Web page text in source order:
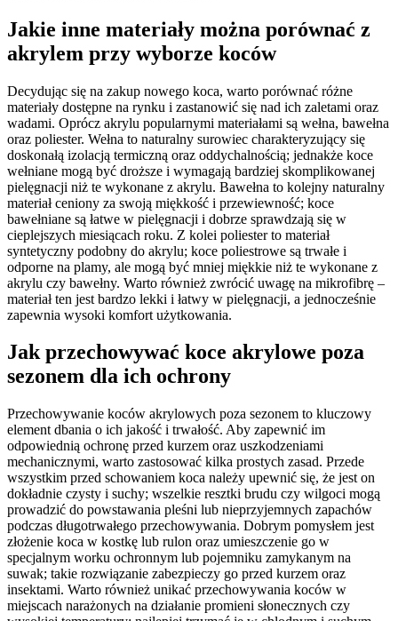
Jakie inne materiały można porównać z
akrylem przy wyborze koców
Decydując się na zakup nowego koca, warto porównać różne
materiały dostępne na rynku i zastanowić się nad ich zaletami oraz
wadami. Oprócz akrylu popularnymi materiałami są wełna, bawełna
oraz poliester. Wełna to naturalny surowiec charakteryzujący się
doskonałą izolacją termiczną oraz oddychalnością; jednakże koce
wełniane mogą być droższe i wymagają bardziej skomplikowanej
pielęgnacji niż te wykonane z akrylu. Bawełna to kolejny naturalny
materiał ceniony za swoją miękkość i przewiewność; koce
bawełniane są łatwe w pielęgnacji i dobrze sprawdzają się w
cieplejszych miesiącach roku. Z kolei poliester to materiał
syntetyczny podobny do akrylu; koce poliestrowe są trwałe i
odporne na plamy, ale mogą być mniej miękkie niż te wykonane z
akrylu czy bawełny. Warto również zwrócić uwagę na mikrofibrę –
materiał ten jest bardzo lekki i łatwy w pielęgnacji, a jednocześnie
zapewnia wysoki komfort użytkowania.
Jak przechowywać koce akrylowe poza
sezonem dla ich ochrony
Przechowywanie koców akrylowych poza sezonem to kluczowy
element dbania o ich jakość i trwałość. Aby zapewnić im
odpowiednią ochronę przed kurzem oraz uszkodzeniami
mechanicznymi, warto zastosować kilka prostych zasad. Przede
wszystkim przed schowaniem koca należy upewnić się, że jest on
dokładnie czysty i suchy; wszelkie resztki brudu czy wilgoci mogą
prowadzić do powstawania pleśni lub nieprzyjemnych zapachów
podczas długotrwałego przechowywania. Dobrym pomysłem jest
złożenie koca w kostkę lub rulon oraz umieszczenie go w
specjalnym worku ochronnym lub pojemniku zamykanym na
suwak; takie rozwiązanie zabezpieczy go przed kurzem oraz
insektami. Warto również unikać przechowywania koców w
miejscach narażonych na działanie promieni słonecznych czy